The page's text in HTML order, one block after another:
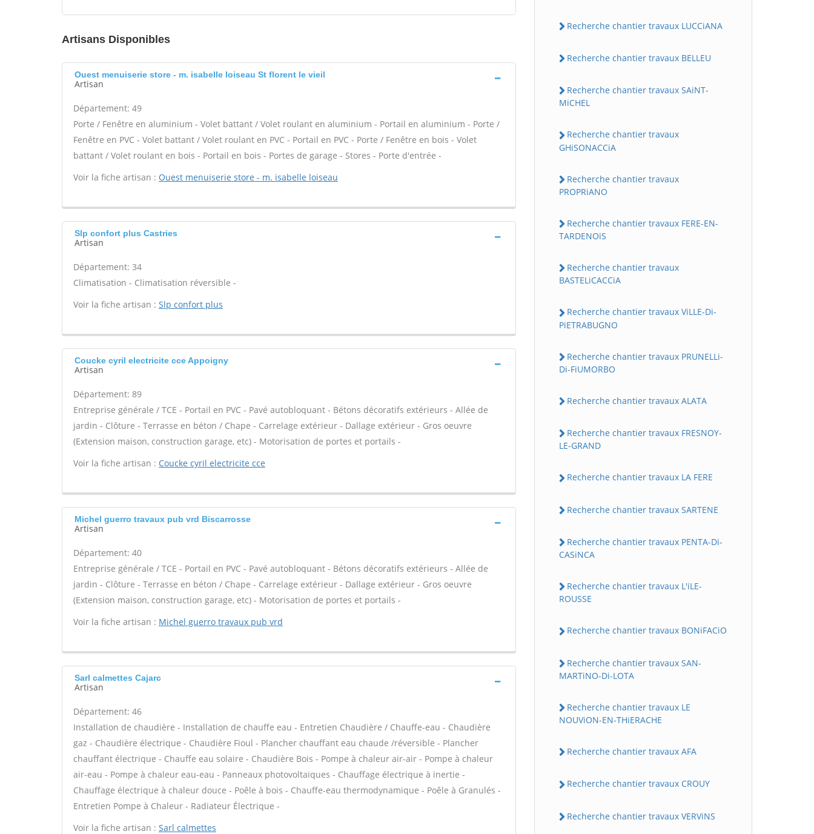
Artisans Disponibles
Ouest menuiserie store - m. isabelle loiseau St florent le vieil
Artisan
Département: 49
Porte / Fenêtre en aluminium - Volet battant / Volet roulant en aluminium - Portail en aluminium - Porte /
Fenêtre en PVC - Volet battant / Volet roulant en PVC - Portail en PVC - Porte / Fenêtre en bois - Volet
battant / Volet roulant en bois - Portail en bois - Portes de garage - Stores - Porte d'entrée -
Voir la fiche artisan : Ouest menuiserie store - m. isabelle loiseau
Slp confort plus Castries
Artisan
Département: 34
Climatisation - Climatisation réversible -
Voir la fiche artisan : Slp confort plus
Coucke cyril electricite cce Appoigny
Artisan
Département: 89
Entreprise générale / TCE - Portail en PVC - Pavé autobloquant - Bétons décoratifs extérieurs - Allée de
jardin - Clôture - Terrasse en béton / Chape - Carrelage extérieur - Dallage extérieur - Gros oeuvre
(Extension maison, construction garage, etc) - Motorisation de portes et portails -
Voir la fiche artisan : Coucke cyril electricite cce
Michel guerro travaux pub vrd Biscarrosse
Artisan
Département: 40
Entreprise générale / TCE - Portail en PVC - Pavé autobloquant - Bétons décoratifs extérieurs - Allée de
jardin - Clôture - Terrasse en béton / Chape - Carrelage extérieur - Dallage extérieur - Gros oeuvre
(Extension maison, construction garage, etc) - Motorisation de portes et portails -
Voir la fiche artisan : Michel guerro travaux pub vrd
Sarl calmettes Cajarc
Artisan
Département: 46
Installation de chaudière - Installation de chauffe eau - Entretien Chaudière / Chauffe-eau - Chaudière
gaz - Chaudière électrique - Chaudière Fioul - Plancher chauffant eau chaude /réversible - Plancher
chauffant électrique - Chauffe eau solaire - Chaudière Bois - Pompe à chaleur air-air - Pompe à chaleur
air-eau - Pompe à chaleur eau-eau - Panneaux photovoltaïques - Chauffage électrique à inertie -
Chauffage électrique à chaleur douce - Poêle à bois - Chauffe-eau thermodynamique - Poêle à Granulés -
Entretien Pompe à Chaleur - Radiateur Électrique -
Voir la fiche artisan : Sarl calmettes
Recherche chantier travaux LUCCiANA
Recherche chantier travaux BELLEU
Recherche chantier travaux SAiNT-
MiCHEL
Recherche chantier travaux
GHiSONACCiA
Recherche chantier travaux
PROPRiANO
Recherche chantier travaux FERE-EN-
TARDENOiS
Recherche chantier travaux
BASTELiCACCiA
Recherche chantier travaux ViLLE-Di-
PiETRABUGNO
Recherche chantier travaux PRUNELLi-
Di-FiUMORBO
Recherche chantier travaux ALATA
Recherche chantier travaux FRESNOY-
LE-GRAND
Recherche chantier travaux LA FERE
Recherche chantier travaux SARTENE
Recherche chantier travaux PENTA-Di-
CASiNCA
Recherche chantier travaux L'iLE-
ROUSSE
Recherche chantier travaux BONiFACiO
Recherche chantier travaux SAN-
MARTiNO-Di-LOTA
Recherche chantier travaux LE
NOUViON-EN-THiERACHE
Recherche chantier travaux AFA
Recherche chantier travaux CROUY
Recherche chantier travaux VERViNS